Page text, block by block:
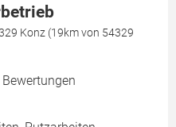
Konz (19km von 54329